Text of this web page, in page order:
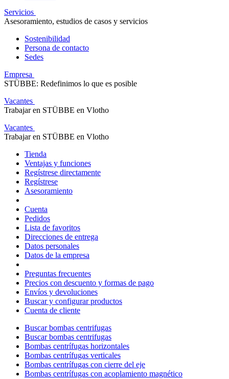
Servicios
Asesoramiento, estudios de casos y servicios
Sostenibilidad
Persona de contacto
Sedes
Empresa
STÜBBE: Redefinimos lo que es posible
Vacantes
Trabajar en STÜBBE en Vlotho
Vacantes
Trabajar en STÜBBE en Vlotho
Tienda
Ventajas y funciones
Regístrese directamente
Regístrese
Asesoramiento
Cuenta
Pedidos
Lista de favoritos
Direcciones de entrega
Datos personales
Datos de la empresa
Preguntas frecuentes
Precios con descuento y formas de pago
Envíos y devoluciones
Buscar y configurar productos
Cuenta de cliente
Buscar bombas centrifugas
Buscar bombas centrifugas
Bombas centrífugas horizontales
Bombas centrífugas verticales
Bombas centrífugas con cierre del eje
Bombas centrífugas con acoplamiento magnético